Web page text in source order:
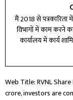
मैं 2018 से पत्रकारिता
विभागों में काम करने
कार्यालय में कार्य
Web Title: RVNL
crore, investors are